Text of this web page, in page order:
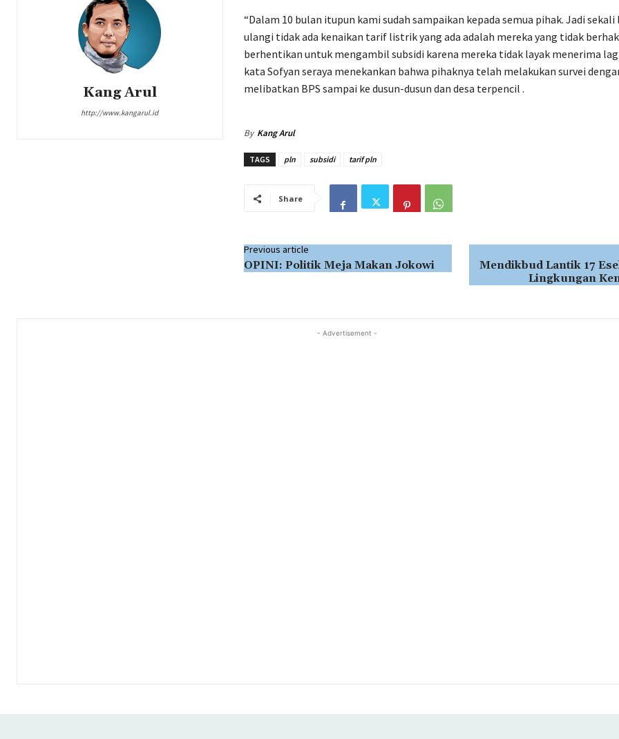
Kang Arul
http://www.kangarul.id
“Dalam 10 bulan itupun kami sudah sampaikan kepada semua pihak. Jadi
ulangi tidak ada kenaikan tarif listrik yang ada adalah mereka yang tidak
berhentikan untuk mengambil subsidi karena mereka tidak layak menerima
kata Sofyan seraya menekankan bahwa pihaknya telah melakukan survei
melibatkan BPS sampai ke dusun-dusun dan desa terpencil .
By Kang Arul
TAGS pln subsidi tarif pln
Share
Previous article
OPINI: Politik Meja Makan Jokowi
Mendikbud Lantik 17
Lingkungan
- Advertisement -